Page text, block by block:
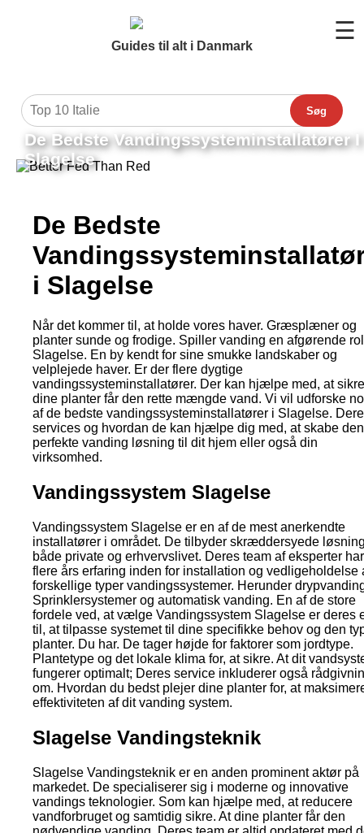
Guides til alt i Danmark
☰
Søg
De Bedste Vandingssysteminstallatører I
Slagelse
De Bedste
i Slagelse
Når det kommer til, at holde vores haver. Græsplæner og
planter sunde og frodige. Spiller vanding en afgørende
Slagelse. En by kendt for sine smukke landskaber og
velplejede haver. Er der flere dygtige
vandingssysteminstallatører. Der kan hjælpe med, at
dine planter får den rette mængde vand. Vi vil udforske
af de bedste vandingssysteminstallatører i Slagelse.
services og hvordan de kan hjælpe dig med, at skabe den
perfekte vanding løsning til dit hjem eller også din
virksomhed.
Vandingssystem Slagelse
Vandingssystem Slagelse er en af de mest anerkendte
installatører i området. De tilbyder skræddersyede
både private og erhvervslivet. Deres team af eksperter har
flere års erfaring inden for installation og vedligeholdelse
forskellige typer vandingssystemer. Herunder
Sprinklersystemer og automatisk vanding. En af de store
fordele ved, at vælge Vandingssystem Slagelse er deres
til, at tilpasse systemet til dine specifikke behov og den
planter. Du har. De tager højde for faktorer som jordtype.
Plantetype og det lokale klima for, at sikre. At dit
fungerer optimalt; Deres service inkluderer også
om. Hvordan du bedst plejer dine planter for, at
effektiviteten af dit vanding system.
Slagelse Vandingsteknik
Slagelse Vandingsteknik er en anden prominent aktør på
markedet. De specialiserer sig i moderne og innovative
vandings teknologier. Som kan hjælpe med, at reducere
vandforbruget og samtidig sikre. At dine planter får den